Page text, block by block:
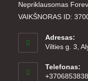
Nepriklausomas
VAIKŠNORAS ID:
Adresas:
Vilties g. 3,
Telefonas: